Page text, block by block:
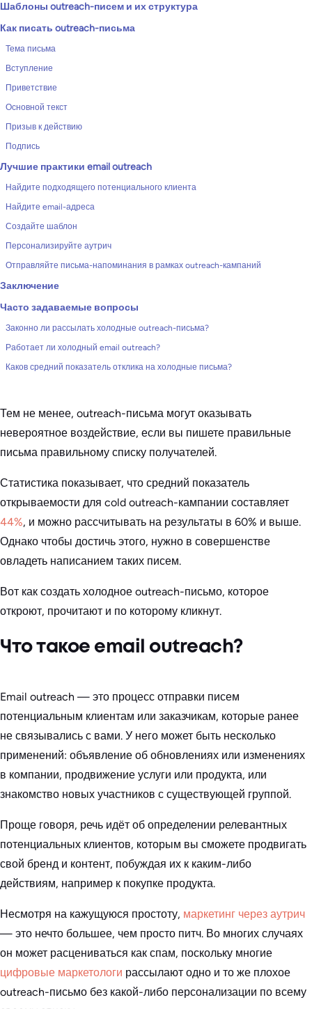
Шаблоны outreach-писем и их структура
Как писать outreach-письма
Тема письма
Вступление
Приветствие
Основной текст
Призыв к действию
Подпись
Лучшие практики email outreach
Найдите подходящего потенциального клиента
Найдите email-адреса
Создайте шаблон
Персонализируйте аутрич
Отправляйте письма-напоминания в рамках outreach-кампаний
Заключение
Часто задаваемые вопросы
Законно ли рассылать холодные outreach-письма?
Работает ли холодный email outreach?
Каков средний показатель отклика на холодные письма?
Тем не менее, outreach-письма могут оказывать
невероятное воздействие, если вы пишете правильные
письма правильному списку получателей.
Статистика показывает, что средний показатель
открываемости для cold outreach-кампании составляет
44%, и можно рассчитывать на результаты в 60% и выше.
Однако чтобы достичь этого, нужно в совершенстве
овладеть написанием таких писем.
Вот как создать холодное outreach-письмо, которое
откроют, прочитают и по которому кликнут.
Что такое email outreach?
Email outreach — это процесс отправки писем
потенциальным клиентам или заказчикам, которые ранее
не связывались с вами. У него может быть несколько
применений: объявление об обновлениях или изменениях
в компании, продвижение услуги или продукта, или
знакомство новых участников с существующей группой.
Проще говоря, речь идёт об определении релевантных
потенциальных клиентов, которым вы сможете продвигать
свой бренд и контент, побуждая их к каким-либо
действиям, например к покупке продукта.
Несмотря на кажущуюся простоту, маркетинг через аутрич
— это нечто большее, чем просто питч. Во многих случаях
он может расцениваться как спам, поскольку многие
цифровые маркетологи рассылают одно и то же плохое
outreach-письмо без какой-либо персонализации по всему